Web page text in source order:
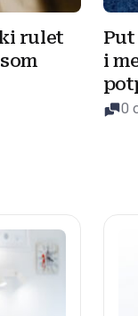
rulet
i
0